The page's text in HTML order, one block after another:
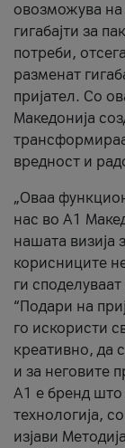
овозможува на
гигабајти за
потреби,
разменат
пријател. Со
Македонија
вредност и
„Оваа
нас во А1
нашата визија
корисниците
ги
“Подари на
го искористи
креативно, да
и за неговите
А1 е бренд што
технологија,
изјави